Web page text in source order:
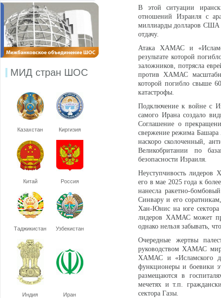
МИД стран ШОС
Казахстан Киргизия
Китай Россия
Таджикистан Узбекистан
Индия Иран
В этой ситуации
отношений Израиля с
миллиарды долларов США
отдачу.
Атака ХАМАС и
результате которой
заложников, потрясла
против ХАМАС
которой погибло свыше
катастрофы.
Подключение к войне с
самого Ирана создало
Соглашение о
свержение режима Башара
наскоро сколоченный,
Великобритании по
безопасности Израиля.
Неуступчивость
его в мае 2025 года к
нанесла ракетно-
Синвару и его
Хан-Юнис на юге сектора
лидеров ХАМАС может
однако нельзя забывать,
Очередные жертвы
руководством ХАМАС
ХАМАС и «Исламского
функционеры и боевики
размещаются в
мечетях и т.п.
сектора Газы.